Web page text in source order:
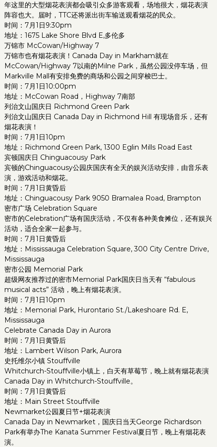
年这里的大型烟花表演都会吸引众多游客观看，场地很大，烟花表演
阵容也大。届时，TTC还将派出街车输送观看烟花的民众。
时间：7月1日9:30pm
地址：1675 Lake Shore Blvd E,多伦多
万锦市 McCowan/Highway 7
万锦市也有烟花表演！Canada Day in Markham就在
McCowan/Highway 7以南的Milne Park，虽然公园没停车场，但
Markville Mall有安排免费的商场和公园之间穿梭巴士。
时间：7月1日10:00pm
地址：McCowan Road，Highway 7南部
列治文山国庆日 Richmond Green Park
列治文山国庆日 Canada Day in Richmond Hill 有现场音乐，还有
烟花表演！
时间：7月1日10pm
地址：Richmond Green Park, 1300 Eglin Mills Road East
宾顿国庆日 Chinguacousy Park
宾顿的Chinguacousy公园庆国庆有全天的娱兴活动安排，由音乐表
演，游戏活动和烟花。
时间：7月1日黄昏后
地址：Chinguacousy Park 9050 Bramalea Road, Brampton
密市广场 Celebration Square
密市的Celebration广场有国庆活动，不仅有各种美食摊位，还有娱兴
活动，适合全家一起参与。
时间：7月1日黄昏后
地址：Mississauga Celebration Square, 300 City Centre Drive,
Mississauga
密市公园 Memorial Park
超级网友推荐过的密市Memorial Park国庆日当天有 “fabulous
musical acts” 活动，晚上有烟花表演。
时间：7月1日10pm
地址：Memorial Park, Hurontario St./Lakeshoare Rd. E,
Mississauga
Celebrate Canada Day in Aurora
时间：7月1日黄昏后
地址：Lambert Wilson Park, Aurora
史托维尔小镇 Stouffville
Whitchurch-Stouffville小镇上，白天有草莓节，晚上就有烟花表演
Canada Day in Whitchurch-Stouffville。
时间：7月1日黄昏后
地址：Main Street Stouffville
Newmarket公园夏日节+烟花表演
Canada Day in Newmarket，国庆日当天George Richardson
Park有举办The Kanata Summer Festival夏日节，晚上有烟花表
演。